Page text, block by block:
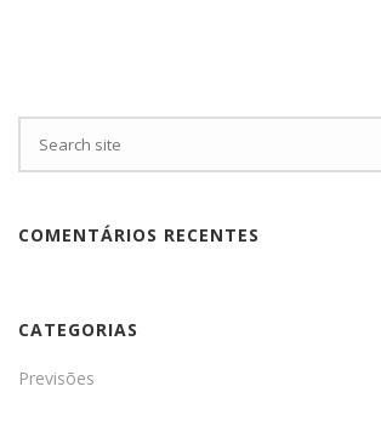
COMENTÁRIOS RECENTES
CATEGORIAS
Previsões